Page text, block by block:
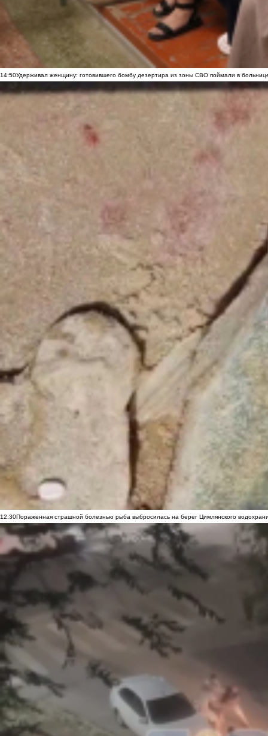
14:50Удерживал женщину: готовившего бомбу дезертира из зоны СВО поймали в
12:30Пораженная страшной болезнью рыба выбросилась на берег Цимлянского